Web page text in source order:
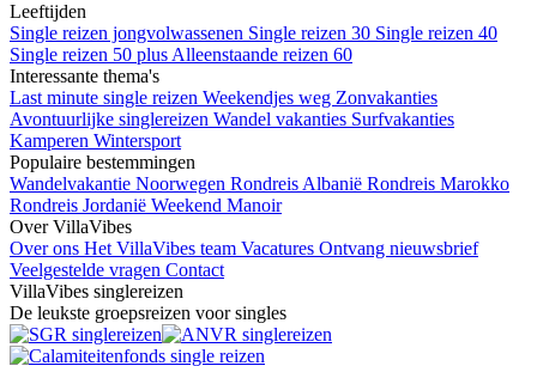
Leeftijden
Single reizen jongvolwassenen Single reizen 30 Single reizen 40
Single reizen 50 plus Alleenstaande reizen 60
Interessante thema's
Last minute single reizen Weekendjes weg Zonvakanties
Avontuurlijke singlereizen Wandel vakanties Surfvakanties
Kamperen Wintersport
Populaire bestemmingen
Wandelvakantie Noorwegen Rondreis Albanië Rondreis Marokko
Rondreis Jordanië Weekend Manoir
Over VillaVibes
Over ons Het VillaVibes team Vacatures Ontvang nieuwsbrief
Veelgestelde vragen Contact
VillaVibes singlereizen
De leukste groepsreizen voor singles